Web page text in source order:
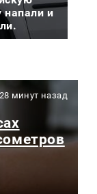
напали и
28 минут назад